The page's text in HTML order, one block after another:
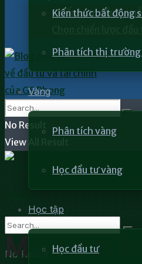
Kiến thức bất động
Phân tích thị trường
Vàng
Phân tích vàng
Học đầu tư vàng
Học tập
Học đầu tư
Chiến lược đầu tư
No Result
View All Result
No Result
Mô hình